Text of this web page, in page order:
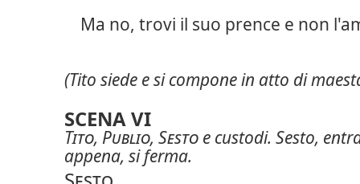
Ma no, trovi il suo prence e non
(Tito siede e si compone in atto di
SCENA VI
Tito, Publio, Sesto e custodi. Sesto,
appena, si ferma.